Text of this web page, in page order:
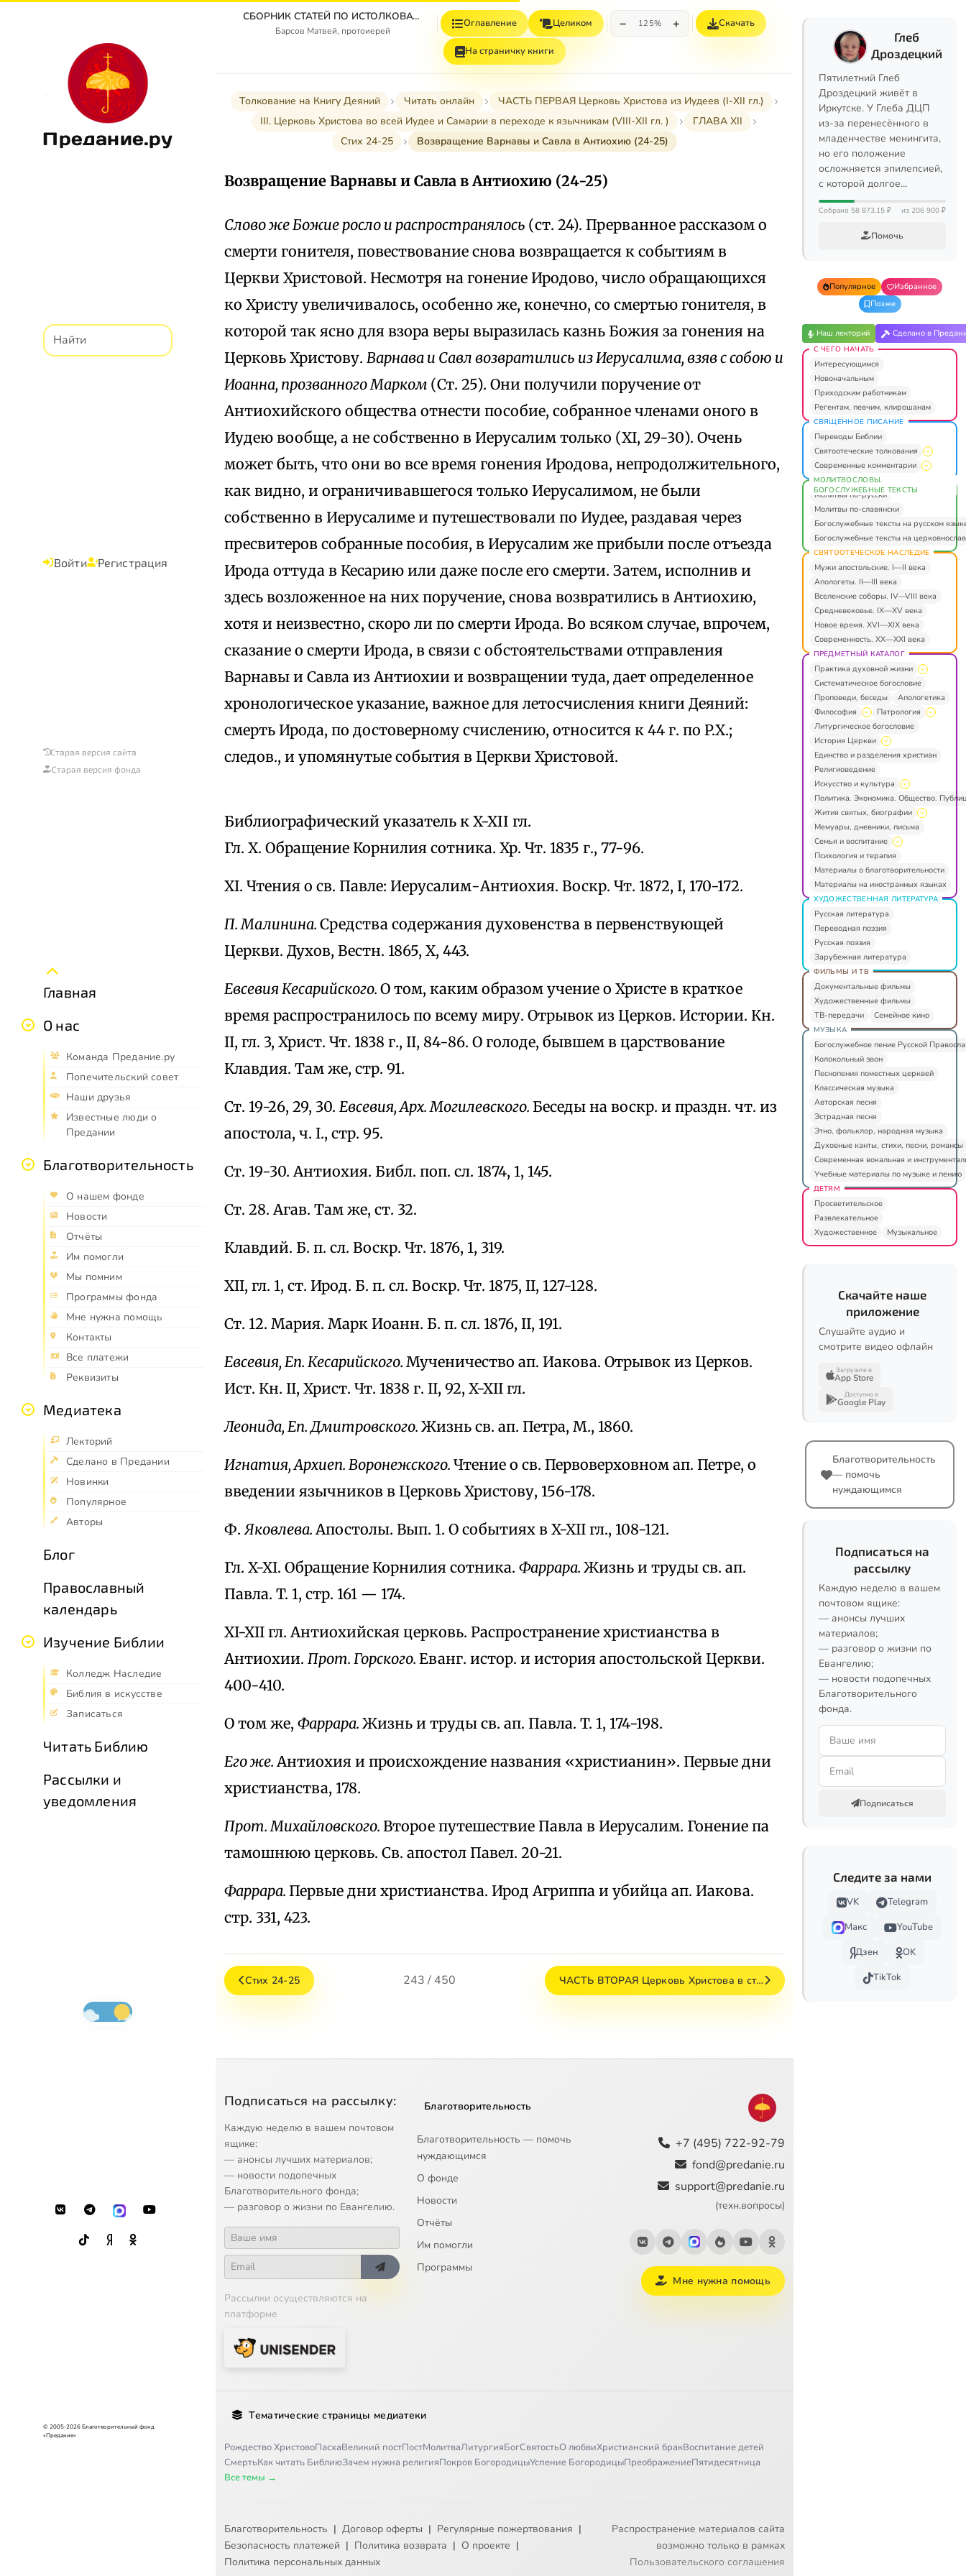
Предание.ру
Войти Регистрация
Старая версия сайта
Старая версия фонда
Главная
О нас
Команда Предание.ру
Попечительский совет
Наши друзья
Известные люди о
Предании
Благотворительность
О нашем фонде
Новости
Отчёты
Им помогли
Мы помним
Программы фонда
Мне нужна помощь
Контакты
Все платежи
Реквизиты
Медиатека
Лекторий
Сделано в Предании
Новинки
Популярное
Авторы
Блог
Православный
календарь
Изучение Библии
Колледж Наследие
Библия в искусстве
Записаться
Читать Библию
Рассылки и
уведомления
© 2005-2026 Благотворительный фонд
«Предание»
СБОРНИК СТАТЕЙ ПО ИСТОЛКОВАТЕЛЬНОМУ И НАЗИДАТЕЛЬНОМУ ЧТЕНИЮ ДЕЯНИЙ СВЯТЫХ АПОСТОЛОВ
Барсов Матвей, протоиерей
Оглавление Целиком − 125% + Скачать
На страничку книги
Толкование на Книгу Деяний Читать онлайн
ЧАСТЬ ПЕРВАЯ Церковь Христова из Иудеев (I-XII гл.)
III. Церковь Христова во всей Иудее и Самарии в переходе к язычникам (VIII-XII гл. )
ГЛАВА XII
Стих 24-25
Возвращение Варнавы и Савла в Антиохию (24-25)
Возвращение Варнавы и Савла в Антиохию (24-25)
Слово же Божие росло и распространялось (ст. 24). Прерванное рассказом о
смерти гонителя, повествование снова возвращается к событиям в
Церкви Христовой. Несмотря на гонение Иродово, число обращающихся
ко Христу увеличивалось, особенно же, конечно, со смертью гонителя, в
которой так ясно для взора веры выразилась казнь Божия за гонения на
Церковь Христову. Варнава и Савл возвратились из Иерусалима, взяв с собою и
Иоанна, прозванного Марком (Ст. 25). Они получили поручение от
Антиохийского общества отнести пособие, собранное членами оного в
Иудею вообще, а не собственно в Иерусалим только (XI, 29-30). Очень
может быть, что они во все время гонения Иродова, непродолжительного,
как видно, и ограничивавшегося только Иерусалимом, не были
собственно в Иерусалиме и путешествовали по Иудее, раздавая через
пресвитеров собранные пособия, в Иерусалим же прибыли после отъезда
Ирода оттуда в Кесарию или даже после его смерти. Затем, исполнив и
здесь возложенное на них поручение, снова возвратились в Антиохию,
хотя и неизвестно, скоро ли по смерти Ирода. Во всяком случае, впрочем,
сказание о смерти Ирода, в связи с обстоятельствами отправления
Варнавы и Савла из Антиохии и возвращении туда, дает определенное
хронологическое указание, важное для летосчисления книги Деяний:
смерть Ирода, по достоверному счислению, относится к 44 г. по P.X.;
следов., и упомянутые события в Церкви Христовой.
Библиографический указатель к X-XII гл.
Гл. X. Обращение Корнилия сотника. Хр. Чт. 1835 г., 77-96.
XI. Чтения о св. Павле: Иерусалим-Антиохия. Воскр. Чт. 1872, I, 170-172.
П. Малинина. Средства содержания духовенства в первенствующей
Церкви. Духов, Вестн. 1865, X, 443.
Евсевия Кесарийского. О том, каким образом учение о Христе в краткое
время распространилось по всему миру. Отрывок из Церков. Истории. Кн.
II, гл. 3, Христ. Чт. 1838 г., II, 84-86. О голоде, бывшем в царствование
Клавдия. Там же, стр. 91.
Ст. 19-26, 29, 30. Евсевия, Арх. Могилевского. Беседы на воскр. и праздн. чт. из
апостола, ч. I., стр. 95.
Ст. 19-30. Антиохия. Библ. поп. сл. 1874, 1, 145.
Ст. 28. Агав. Там же, ст. 32.
Клавдий. Б. п. сл. Воскр. Чт. 1876, 1, 319.
XII, гл. 1, ст. Ирод. Б. п. сл. Воскр. Чт. 1875, II, 127-128.
Ст. 12. Мария. Марк Иоанн. Б. п. сл. 1876, II, 191.
Евсевия, Еп. Кесарийского. Мученичество ап. Иакова. Отрывок из Церков.
Ист. Кн. II, Христ. Чт. 1838 г. II, 92, X-XII гл.
Леонида, Еп. Дмитровского. Жизнь св. ап. Петра, M., 1860.
Игнатия, Архиеп. Воронежского. Чтение о св. Первоверховном ап. Петре, о
введении язычников в Церковь Христову, 156-178.
Ф. Яковлева. Апостолы. Вып. 1. О событиях в X-XII гл., 108-121.
Гл. X-XI. Обращение Корнилия сотника. Фаррара. Жизнь и труды св. ап.
Павла. T. 1, стр. 161 — 174.
XI-XII гл. Антиохийская церковь. Распространение христианства в
Антиохии. Прот. Горского. Еванг. истор. и история апостольской Церкви.
400-410.
О том же, Фаррара. Жизнь и труды св. ап. Павла. T. 1, 174-198.
Его же. Антиохия и происхождение названия «христианин». Первые дни
христианства, 178.
Прот. Михайловского. Второе путешествие Павла в Иерусалим. Гонение па
тамошнюю церковь. Св. апостол Павел. 20-21.
Фаррара. Первые дни христианства. Ирод Агриппа и убийца ап. Иакова.
стр. 331, 423.
Стих 24-25 243 / 450 ЧАСТЬ ВТОРАЯ Церковь Христова в ст…
Подписаться на рассылку:
Каждую неделю в вашем почтовом
ящике:
— анонсы лучших материалов;
— новости подопечных
Благотворительного фонда;
— разговор о жизни по Евангелию.
Рассылки осуществляются на
платформе
Благотворительность
Благотворительность — помочь
нуждающимся
О фонде
Новости
Отчёты
Им помогли
Программы
+7 (495) 722-92-79
fond@predanie.ru
support@predanie.ru
(техн.вопросы)
Мне нужна помощь
Тематические страницы медиатеки
Рождество ХристовоПасхаВеликий постПостМолитваЛитургияБогСвятостьО любвиХристианский бракВоспитание детей
СмертьКак читать БиблиюЗачем нужна религияПокров БогородицыУспение БогородицыПреображениеПятидесятница
Все темы →
Благотворительность | Договор оферты | Регулярные пожертвования |
Безопасность платежей | Политика возврата | О проекте |
Политика персональных данных
Распространение материалов сайта
возможно только в рамках
Пользовательского соглашения
Глеб
Дроздецкий
Пятилетний Глеб
Дроздецкий живёт в
Иркутске. У Глеба ДЦП
из-за перенесённого в
младенчестве менингита,
но его положение
осложняется эпилепсией,
с которой долгое…
Собрано 58 873,15 ₽ из 206 900 ₽
Помочь
Популярное
Избранное
Позже
Наш лекторий Сделано в
С ЧЕГО НАЧАТЬ
Интересующимся
Новоначальным
Приходским работникам
Регентам, певчим, клирошанам
СВЯЩЕННОЕ ПИСАНИЕ
Переводы Библии
Святоотеческие толкования
Современные комментарии
МОЛИТВОСЛОВЫ.
БОГОСЛУЖЕБНЫЕ ТЕКСТЫ
Молитвы по-русски
Молитвы по-славянски
Богослужебные тексты на русском
Богослужебные тексты на
СВЯТООТЕЧЕСКОЕ НАСЛЕДИЕ
Мужи апостольские. I—II века
Апологеты. II—III века
Вселенские соборы. IV—VIII века
Средневековье. IX—XV века
Новое время. XVI—XIX века
Современность. XX—XXI века
ПРЕДМЕТНЫЙ КАТАЛОГ
Практика духовной жизни
Систематическое богословие
Проповеди, беседы
Апологетика
Философия
Патрология
Литургическое богословие
История Церкви
Единство и разделения христиан
Религиоведение
Искусство и культура
Политика. Экономика. Общество.
Жития святых, биографии
Мемуары, дневники, письма
Семья и воспитание
Психология и терапия
Материалы о благотворительности
Материалы на иностранных языках
ХУДОЖЕСТВЕННАЯ ЛИТЕРАТУРА
Русская литература
Переводная поэзия
Русская поэзия
Зарубежная литература
ФИЛЬМЫ И ТВ
Документальные фильмы
Художественные фильмы
ТВ-передачи
Семейное кино
МУЗЫКА
Богослужебное пение Русской
Колокольный звон
Песнопения поместных церквей
Классическая музыка
Авторская песня
Эстрадная песня
Этно, фольклор, народная музыка
Духовные канты, стихи, песни, романсы
Современная вокальная и
Учебные материалы по музыке и пению
ДЕТЯМ
Просветительское
Развлекательное
Художественное
Музыкальное
Скачайте наше
приложение
Слушайте аудио и
смотрите видео офлайн
Загрузите в
App Store
Доступно в
Google Play
Благотворительность
— помочь
нуждающимся
Подписаться на
рассылку
Каждую неделю в вашем
почтовом ящике:
— анонсы лучших
материалов;
— разговор о жизни по
Евангелию;
— новости подопечных
Благотворительного
фонда.
Подписаться
Следите за нами
VK
Telegram
Макс
YouTube
Дзен
OK
TikTok